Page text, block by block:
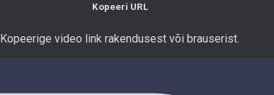
Kopeeri URL
Kopeerige video link rakendusest või brauserist.